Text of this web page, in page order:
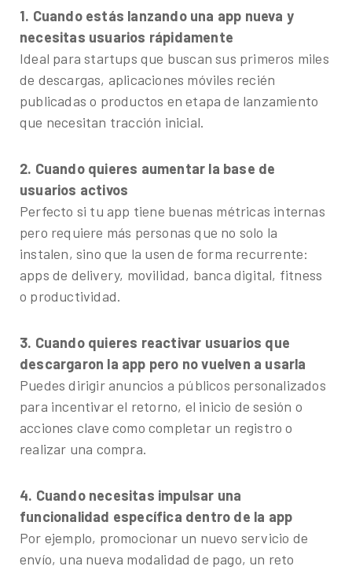
1. Cuando estás lanzando una app nueva y
necesitas usuarios rápidamente
Ideal para startups que buscan sus primeros miles
de descargas, aplicaciones móviles recién
publicadas o productos en etapa de lanzamiento
que necesitan tracción inicial.
2. Cuando quieres aumentar la base de
usuarios activos
Perfecto si tu app tiene buenas métricas internas
pero requiere más personas que no solo la
instalen, sino que la usen de forma recurrente:
apps de delivery, movilidad, banca digital, fitness
o productividad.
3. Cuando quieres reactivar usuarios que
descargaron la app pero no vuelven a usarla
Puedes dirigir anuncios a públicos personalizados
para incentivar el retorno, el inicio de sesión o
acciones clave como completar un registro o
realizar una compra.
4. Cuando necesitas impulsar una
funcionalidad específica dentro de la app
Por ejemplo, promocionar un nuevo servicio de
envío, una nueva modalidad de pago, un reto